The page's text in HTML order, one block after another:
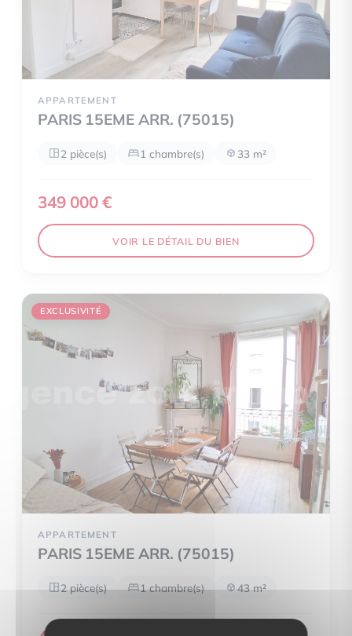
APPARTEMENT
PARIS 15EME ARR. (75015)
2 pièce(s) 1 chambre(s) 33 m²
349 000 €
VOIR LE DÉTAIL DU BIEN
EXCLUSIVITÉ
APPARTEMENT
PARIS 15EME ARR. (75015)
2 pièce(s) 1 chambre(s) 43 m²